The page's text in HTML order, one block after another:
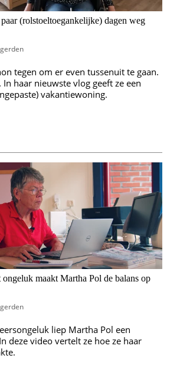
(rolstoeltoegankelijke) dagen weg
tegen om er even tussenuit te gaan.
haar nieuwste vlog geeft ze een
vakantiewoning.
ongeluk maakt Martha Pol de balans op
liep Martha Pol een
deze video vertelt ze hoe ze haar